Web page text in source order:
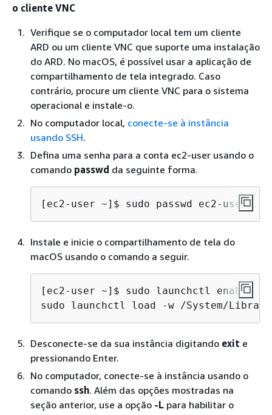
o cliente VNC
Verifique se o computador local tem um cliente
ARD ou um cliente VNC que suporte uma instalação
do ARD. No macOS, é possível usar a aplicação de
compartilhamento de tela integrado. Caso
contrário, procure um cliente VNC para o sistema
operacional e instale-o.
No computador local, conecte-se à instância
usando SSH.
Defina uma senha para a conta ec2-user usando o
comando passwd da seguinte forma.
[ec2-user ~]$ sudo passwd ec2-user
Instale e inicie o compartilhamento de tela do
macOS usando o comando a seguir.
[ec2-user ~]$ sudo launchctl enable
sudo launchctl load -w /System/
Desconecte-se da sua instância digitando exit e
pressionando Enter.
No computador, conecte-se à instância usando o
comando ssh. Além das opções mostradas na
seção anterior, use a opção -L para habilitar o